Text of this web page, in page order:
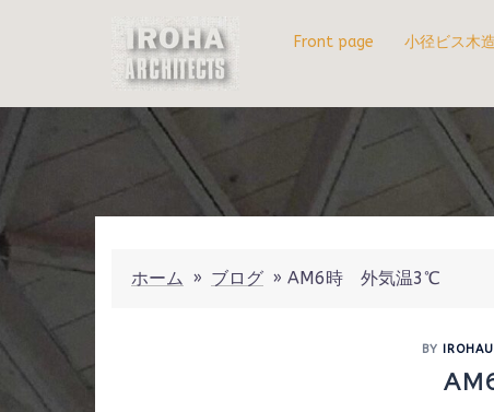
へ
ス
キ
ッ
Front page 小径ビス木
ホーム » ブログ » AM6時 外気温3℃
BY